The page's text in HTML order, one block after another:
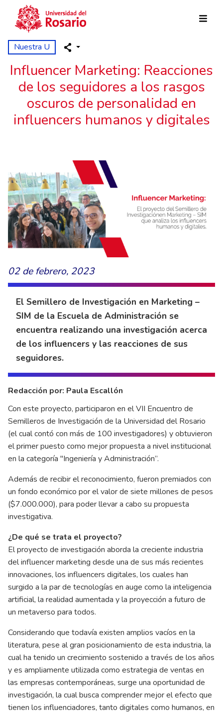
Pasar al contenido principal
Nuestra U
Influencer Marketing: Reacciones
de los seguidores a los rasgos
oscuros de personalidad en
influencers humanos y digitales
02 de febrero, 2023
El Semillero de Investigación en Marketing –
SIM de la Escuela de Administración se
encuentra realizando una investigación acerca
de los influencers y las reacciones de sus
seguidores.
Redacción por: Paula Escallón
Con este proyecto, participaron en el VII Encuentro de
Semilleros de Investigación de la Universidad del Rosario
(el cual contó con más de 100 investigadores) y obtuvieron
el primer puesto como mejor propuesta a nivel institucional
en la categoría "Ingeniería y Administración”.
Además de recibir el reconocimiento, fueron premiados con
un fondo económico por el valor de siete millones de pesos
($7.000.000), para poder llevar a cabo su propuesta
investigativa.
¿De qué se trata el proyecto?
El proyecto de investigación aborda la creciente industria
del influencer marketing desde una de sus más recientes
innovaciones, los influencers digitales, los cuales han
surgido a la par de tecnologías en auge como la inteligencia
artificial, la realidad aumentada y la proyección a futuro de
un metaverso para todos.
Considerando que todavía existen amplios vacíos en la
literatura, pese al gran posicionamiento de esta industria, la
cual ha tenido un crecimiento sostenido a través de los años
y es ampliamente utilizada como estrategia de ventas en
las empresas contemporáneas, surge una oportunidad de
investigación, la cual busca comprender mejor el efecto que
tienen los influenciadores, tanto digitales como humanos, en